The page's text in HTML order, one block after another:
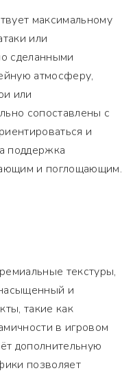
максимальному
или
сделанными
атмосферу,
или
сопоставлены с
и
поддержка
и поглощающим.
текстуры,
и
такие как
в игровом
дополнительную
позволяет